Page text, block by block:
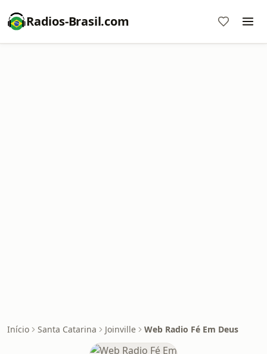
Radios-Brasil.com
Início Santa Catarina Joinville Web Radio Fé Em Deus